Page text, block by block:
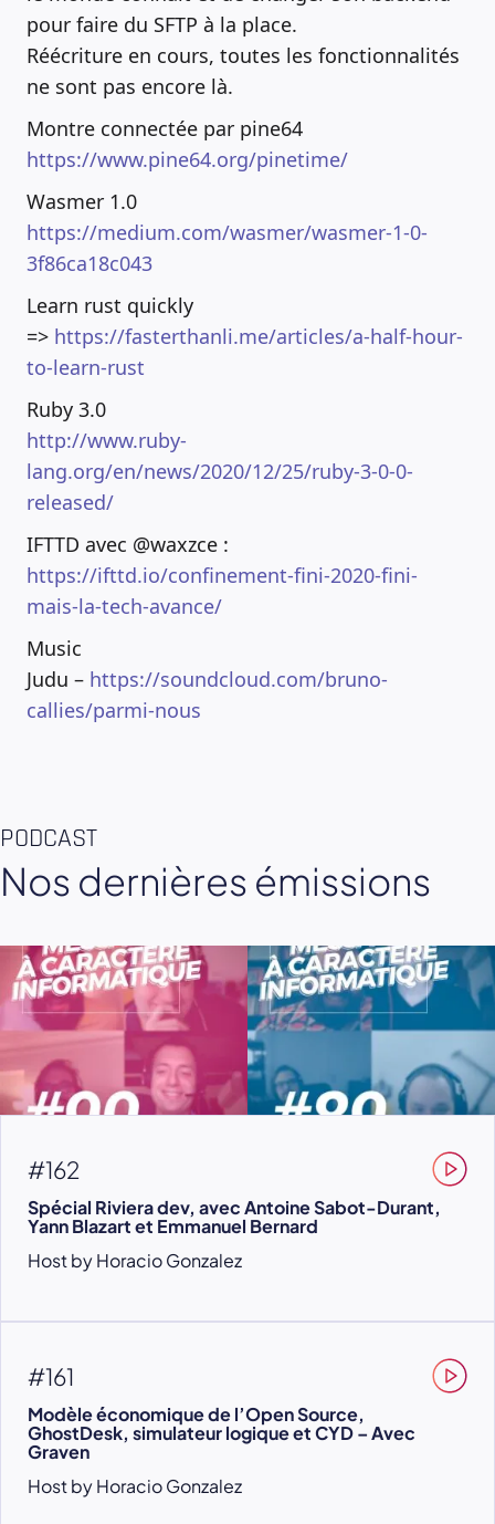
pour faire du SFTP à la place.
Réécriture en cours, toutes les fonctionnalités
ne sont pas encore là.
Montre connectée par pine64
https://www.pine64.org/pinetime/
Wasmer 1.0
https://medium.com/wasmer/wasmer-1-0-
3f86ca18c043
Learn rust quickly
=> https://fasterthanli.me/articles/a-half-hour-
to-learn-rust
Ruby 3.0
http://www.ruby-
lang.org/en/news/2020/12/25/ruby-3-0-0-
released/
IFTTD avec @waxzce :
https://ifttd.io/confinement-fini-2020-fini-
mais-la-tech-avance/
Music
Judu – https://soundcloud.com/bruno-
callies/parmi-nous
PODCAST
Nos dernières émissions
#162
Spécial Riviera dev, avec Antoine Sabot-Durant,
Yann Blazart et Emmanuel Bernard
Host by Horacio Gonzalez
#161
Modèle économique de l’Open Source,
GhostDesk, simulateur logique et CYD – Avec
Graven
Host by Horacio Gonzalez